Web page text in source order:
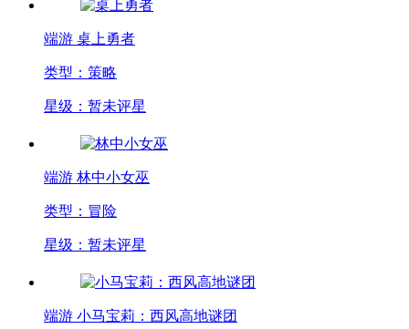
端游 桌上勇者
类型：策略
星级：暂未评星
端游 林中小女巫
类型：冒险
星级：暂未评星
端游 小马宝莉：西风高地谜团